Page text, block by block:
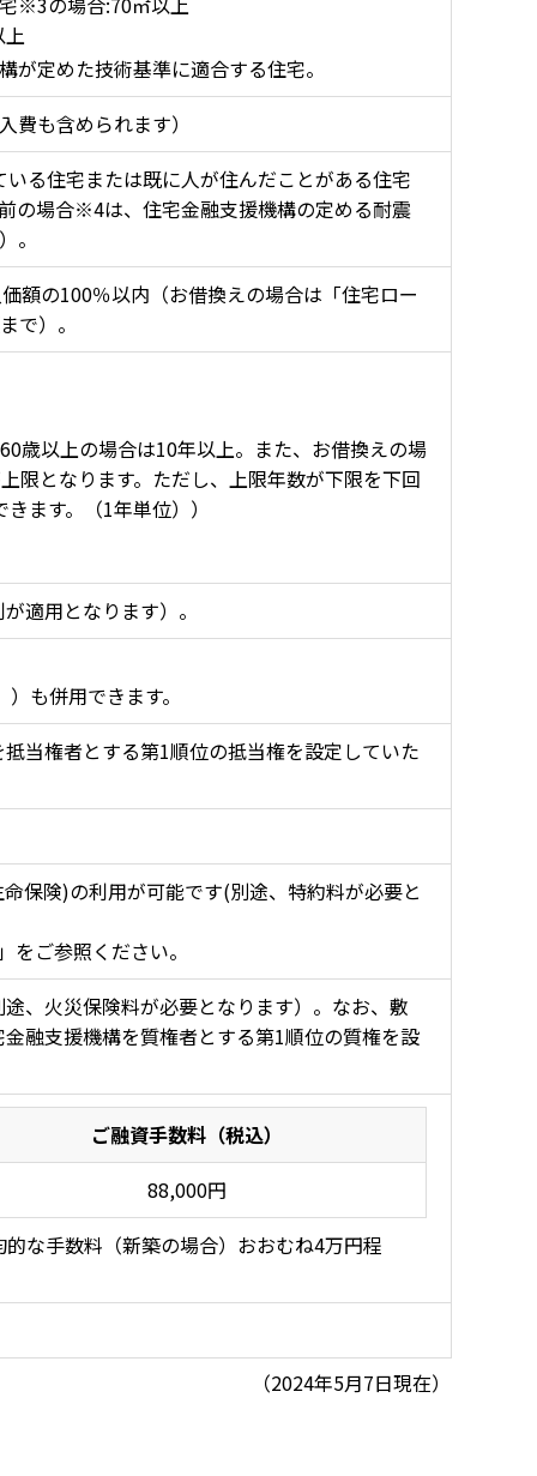
定めた技術基準に適合する住宅。
費も含められます）
る住宅または既に人が住んだことがある住宅
の場合※4は、住宅金融支援機構の定める耐震
。
額の100％以内（お借換えの場合は「住宅ロー
で）。
歳以上の場合は10年以上。また、お借換えの場
限となります。ただし、上限年数が下限を下回
ます。（1年単位））
適用となります）。
も併用できます。
当権者とする第1順位の抵当権を設定していた
保険)の利用が可能です(別途、特約料が必要と
ご参照ください。
、火災保険料が必要となります）。なお、敷
融支援機構を質権者とする第1順位の質権を設
ご融資手数料（税込）
88,000円
な手数料（新築の場合）おおむね4万円程
（2024年5月7日現在）